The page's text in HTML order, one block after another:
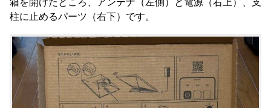
柱に止めるパーツ（右下）です。